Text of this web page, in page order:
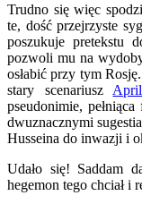
Trudno się więc
te, dość przejrzyste
poszukuje pretekstu
pozwoli mu na
osłabić przy tym
stary scenariusz
pseudonimie,
dwuznacznymi
Husseina do inwazji i
Udało się! Saddam
hegemon tego chciał i